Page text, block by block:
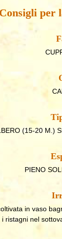
Consigli per
(15-20 M.)
PIENO
in vaso
ristagni nel